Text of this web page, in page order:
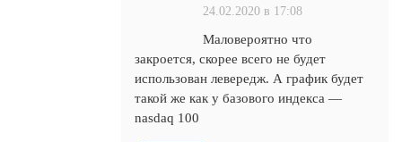
24.02.2020 в 17:08
Маловероятно что
закроется, скорее всего не будет
использован левередж. А график будет
такой же как у базового индекса —
nasdaq 100